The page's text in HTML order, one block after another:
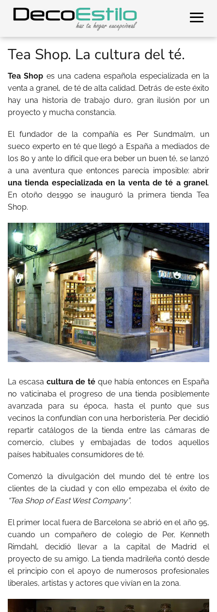
Tea Shop. La cultura del té.
Tea Shop es una cadena española especializada en la
venta a granel, de té de alta calidad. Detrás de este éxito
hay una historia de trabajo duro, gran ilusión por un
proyecto y mucha constancia.
El fundador de la compañía es Per Sundmalm, un
sueco experto en té que llegó a España a mediados de
los 80 y ante lo difícil que era beber un buen té, se lanzó
a una aventura que entonces parecía imposible: abrir
una tienda especializada en la venta de té a granel.
En otoño de1990 se inauguró la primera tienda Tea
Shop.
La escasa cultura de té que había entonces en España
no vaticinaba el progreso de una tienda posiblemente
avanzada para su época, hasta el punto que sus
vecinos la confundían con una herboristería. Per decidió
repartir catálogos de la tienda entre las cámaras de
comercio, clubes y embajadas de todos aquellos
países habituales consumidores de té.
Comenzó la divulgación del mundo del té entre los
clientes de la ciudad y con ello empezaba el éxito de
“Tea Shop of East West Company”.
El primer local fuera de Barcelona se abrió en el año 95,
cuando un compañero de colegio de Per, Kenneth
Rimdahl, decidió llevar a la capital de Madrid el
proyecto de su amigo. La tienda madrileña contó desde
el principio con el apoyo de numerosos profesionales
liberales, artistas y actores que vivían en la zona.